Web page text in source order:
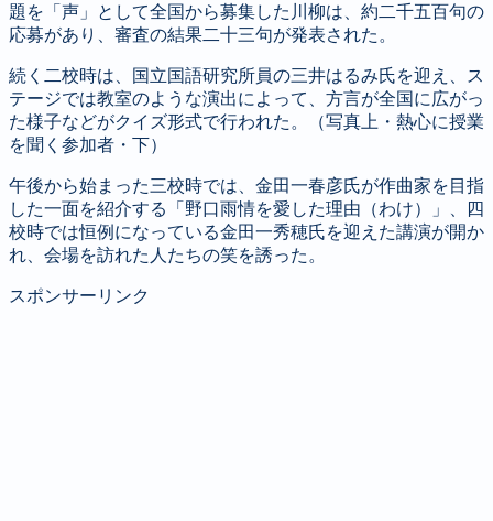
題を「声」として全国から募集した川柳は、約二千五百句の
応募があり、審査の結果二十三句が発表された。
続く二校時は、国立国語研究所員の三井はるみ氏を迎え、ス
テージでは教室のような演出によって、方言が全国に広がっ
た様子などがクイズ形式で行われた。（写真上・熱心に授業
を聞く参加者・下）
午後から始まった三校時では、金田一春彦氏が作曲家を目指
した一面を紹介する「野口雨情を愛した理由（わけ）」、四
校時では恒例になっている金田一秀穂氏を迎えた講演が開か
れ、会場を訪れた人たちの笑を誘った。
スポンサーリンク